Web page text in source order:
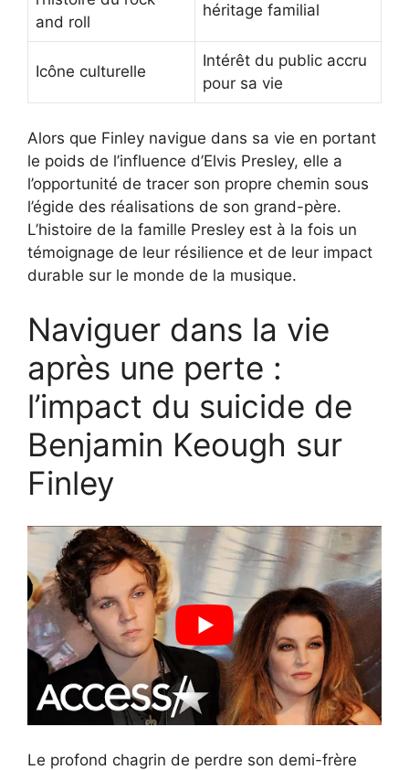
and roll
héritage familial
Icône culturelle
Intérêt du public accru
pour sa vie
Alors que Finley navigue dans sa vie en portant
le poids de l’influence d’Elvis Presley, elle a
l’opportunité de tracer son propre chemin sous
l’égide des réalisations de son grand-père.
L’histoire de la famille Presley est à la fois un
témoignage de leur résilience et de leur impact
durable sur le monde de la musique.
Naviguer dans la vie
après une perte :
l’impact du suicide de
Benjamin Keough sur
Finley
Le profond chagrin de perdre son demi-frère